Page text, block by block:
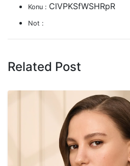
Konu : ClVPKSfWSHRpR
Not :
Related Post